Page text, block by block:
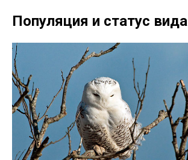
Популяция и статус вида